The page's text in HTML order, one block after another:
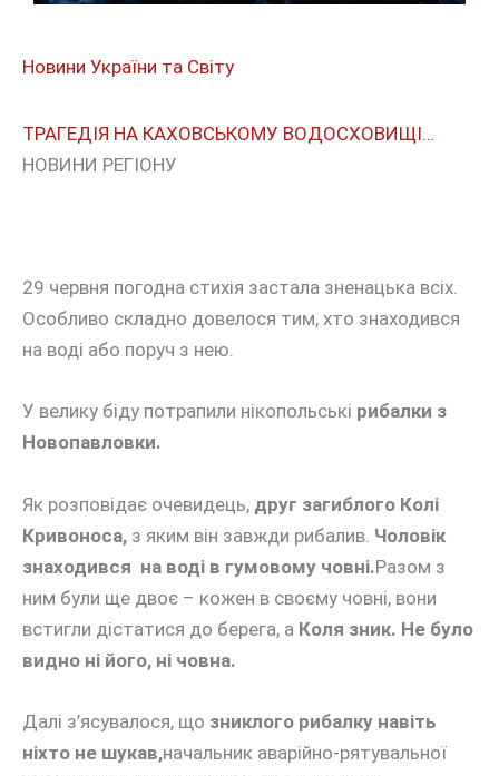
Новини України та Світу
ТРАГЕДІЯ НА КАХОВСЬКОМУ ВОДОСХОВИЩІ…
НОВИНИ РЕГІОНУ
29 червня погодна стихія застала зненацька всіх.
Особливо складно довелося тим, хто знаходився
на воді або поруч з нею.
У велику біду потрапили нікопольські рибалки з
Новопавловки.
Як розповідає очевидець, друг загиблого Колі
Кривоноса, з яким він завжди рибалив. Чоловік
знаходився на воді в гумовому човні.Разом з
ним були ще двоє – кожен в своєму човні, вони
встигли дістатися до берега, а Коля зник. Не було
видно ні його, ні човна.
Далі з’ясувалося, що зниклого рибалку навіть
ніхто не шукав,начальник аварійно-рятувальної